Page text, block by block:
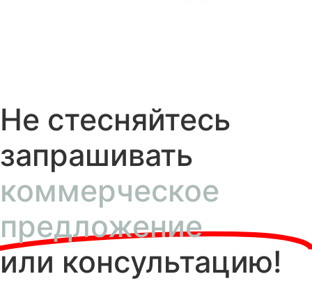
Не стесняйтесь
запрашивать
коммерческое
предложение
или консультацию!